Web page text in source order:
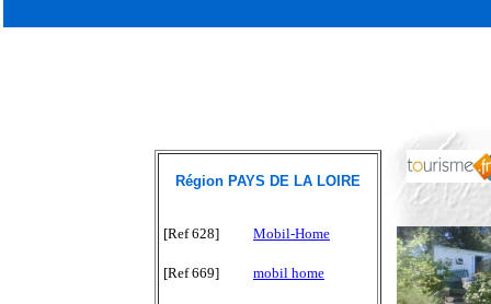
Région PAYS DE LA LOIRE
[Ref 628] Mobil-Home
[Ref 669] mobil home